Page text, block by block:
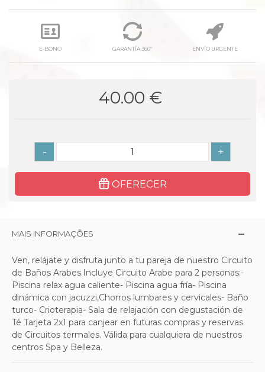
E-BONO GARANTÍA 360º ENVÍO URGENTE
40.00 €
- +
OFERECER
MAIS INFORMAÇÕES
Ven, relájate y disfruta junto a tu pareja de nuestro Circuito
de Baños Arabes.Incluye Circuito Arabe para 2 personas:-
Piscina relax agua caliente- Piscina agua fría- Piscina
dinámica con jacuzzi,Chorros lumbares y cervicales- Baño
turco- Crioterapia- Sala de relajación con degustación de
Té Tarjeta 2x1 para canjear en futuras compras y reservas
de Circuitos termales. Válida para cualquiera de nuestros
centros Spa y Belleza.